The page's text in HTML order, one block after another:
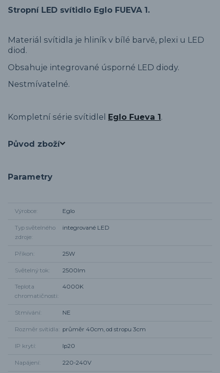
Stropní LED svítidlo Eglo FUEVA 1.
Materiál svítidla je hliník v bílé barvě, plexi u LED
diod.
Obsahuje integrované úsporné LED diody.
Nestmívatelné.
Kompletní série svítidlel Eglo Fueva 1.
Původ zboží
Parametry
Výrobce Eglo
Typ světelného
zdroje
integrované LED
Příkon 25W
Světelný tok 2500lm
Teplota
chromatičnosti
4000K
Stmívání NE
Rozměr svítidla průměr 40cm, od stropu 3cm
IP krytí Ip20
Napájení 220-240V